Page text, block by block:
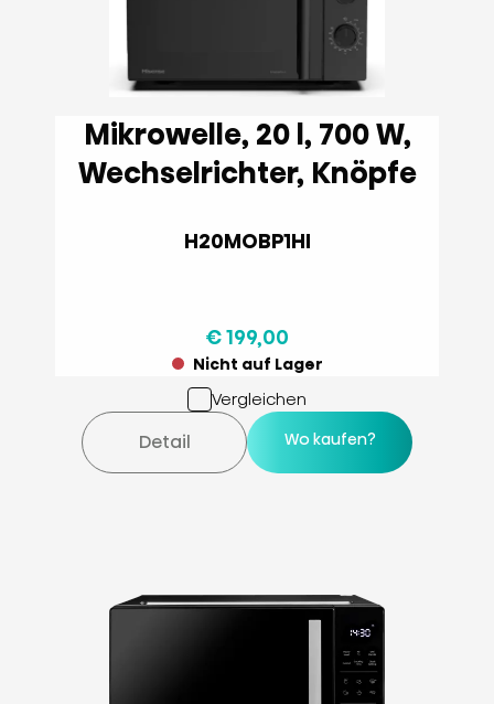
Mikrowelle, 20 l, 700 W,
Wechselrichter, Knöpfe
H20MOBP1HI
€ 199,00
Nicht auf Lager
Vergleichen
Detail Wo kaufen?